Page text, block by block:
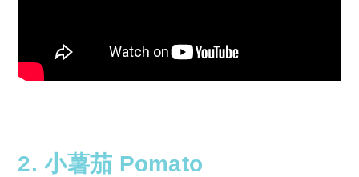
2. 小薯茄 Pomato